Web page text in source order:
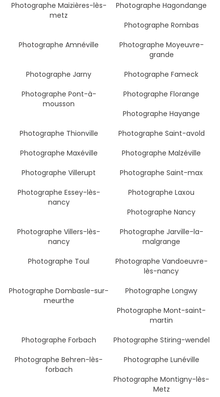
Photographe Maizières-lès-
metz
Photographe Hagondange
Photographe Rombas
Photographe Amnéville
Photographe Moyeuvre-
grande
Photographe Jarny
Photographe Fameck
Photographe Pont-à-
mousson
Photographe Florange
Photographe Hayange
Photographe Thionville
Photographe Saint-avold
Photographe Maxéville
Photographe Malzéville
Photographe Villerupt
Photographe Saint-max
Photographe Essey-lès-
nancy
Photographe Laxou
Photographe Nancy
Photographe Villers-lès-
nancy
Photographe Jarville-la-
malgrange
Photographe Toul
Photographe Vandoeuvre-
lès-nancy
Photographe Dombasle-sur-
meurthe
Photographe Longwy
Photographe Mont-saint-
martin
Photographe Forbach
Photographe Stiring-wendel
Photographe Behren-lès-
forbach
Photographe Lunéville
Photographe Montigny-lès-
Metz